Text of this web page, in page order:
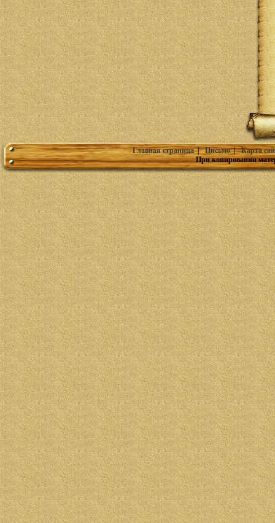
Главная страница|Письмо|Карта
При копировании